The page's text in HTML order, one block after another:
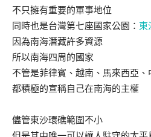
不只擁有重要的軍事地位
同時也是台灣第七座國家公園： 東
因為南海潛藏許多資源
所以南海四周的國家
不管是菲律賓、越南、馬來西亞、
都積極的宣稱自己在南海的主權
儘管東沙環礁範圍不小